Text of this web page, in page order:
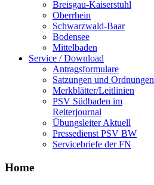
Breisgau-Kaiserstuhl
Oberrhein
Schwarzwald-Baar
Bodensee
Mittelbaden
Service / Download
Antragsformulare
Satzungen und Ordnungen
Merkblätter/Leitlinien
PSV Südbaden im
Reiterjournal
Übungsleiter Aktuell
Pressedienst PSV BW
Servicebriefe der FN
Home